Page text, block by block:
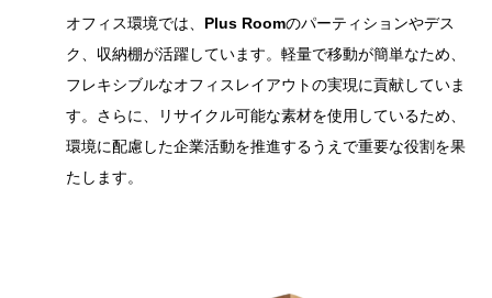
オフィス環境では、 Plus Roomのパーティションやデス
ク、収納棚が活躍しています。軽量で移動が簡単なため、
フレキシブルなオフィスレイアウトの実現に貢献していま
す。さらに、リサイクル可能な素材を使用しているため、
環境に配慮した企業活動を推進するうえで重要な役割を果
たします。